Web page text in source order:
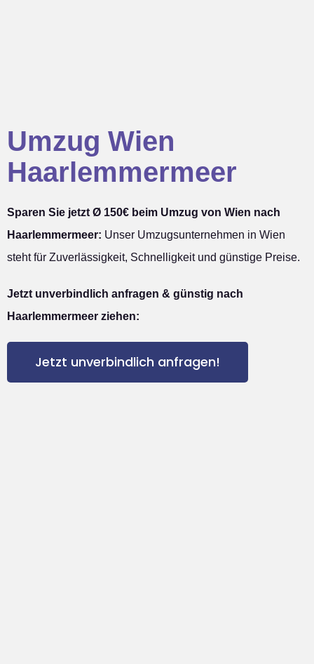
Umzug Wien
Haarlemmermeer
Sparen Sie jetzt Ø 150€ beim Umzug von Wien nach
Haarlemmermeer: Unser Umzugsunternehmen in Wien
steht für Zuverlässigkeit, Schnelligkeit und günstige Preise.
Jetzt unverbindlich anfragen & günstig nach
Haarlemmermeer ziehen:
Jetzt unverbindlich anfragen!